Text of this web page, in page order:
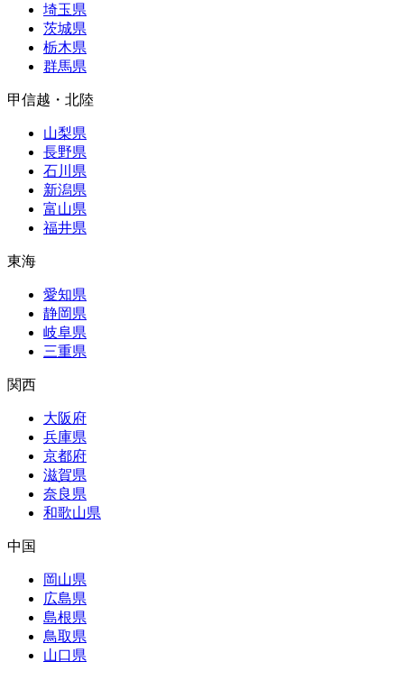
埼玉県
茨城県
栃木県
群馬県
甲信越・北陸
山梨県
長野県
石川県
新潟県
富山県
福井県
東海
愛知県
静岡県
岐阜県
三重県
関西
大阪府
兵庫県
京都府
滋賀県
奈良県
和歌山県
中国
岡山県
広島県
島根県
鳥取県
山口県